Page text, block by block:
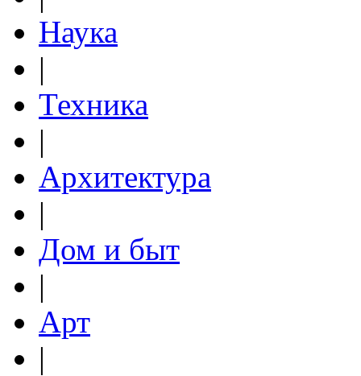
Наука
|
Техника
|
Архитектура
|
Дом и быт
|
Арт
|